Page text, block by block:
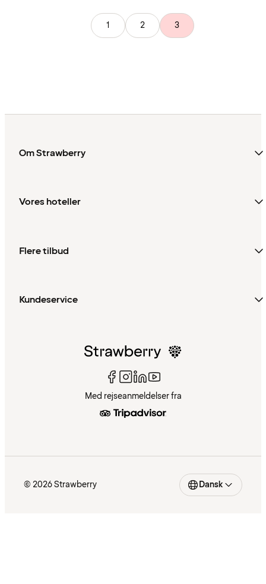
1 2 3
Om Strawberry
Vores hoteller
Flere tilbud
Kundeservice
Med rejseanmeldelser fra
© 2026 Strawberry Dansk